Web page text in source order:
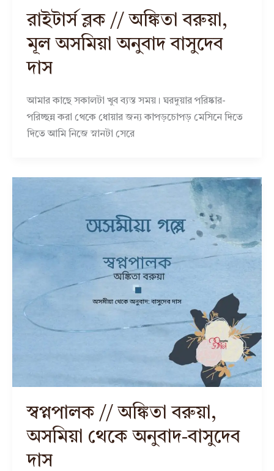
রাইটার্স ব্লক // অঙ্কিতা বরুয়া,
মূল অসমিয়া অনুবাদ বাসুদেব
দাস
আমার কাছে সকালটা খুব ব্যস্ত সময়। ঘরদুয়ার পরিষ্কার-
পরিচ্ছন্ন করা থেকে ধোয়ার জন্য কাপড়চোপড় মেসিনে দিতে
দিতে আমি নিজে স্নানটা সেরে
স্বপ্নপালক // অঙ্কিতা বরুয়া,
অসমিয়া থেকে অনুবাদ-বাসুদেব
দাস